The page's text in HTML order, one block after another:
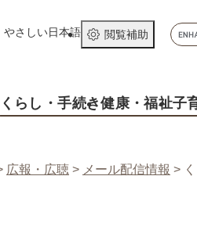
やさしい日本語 閲覧補助
キ
ー
ド
くらし ・手続き健康 ・福祉子
広報・広聴 > メール配信情報 >